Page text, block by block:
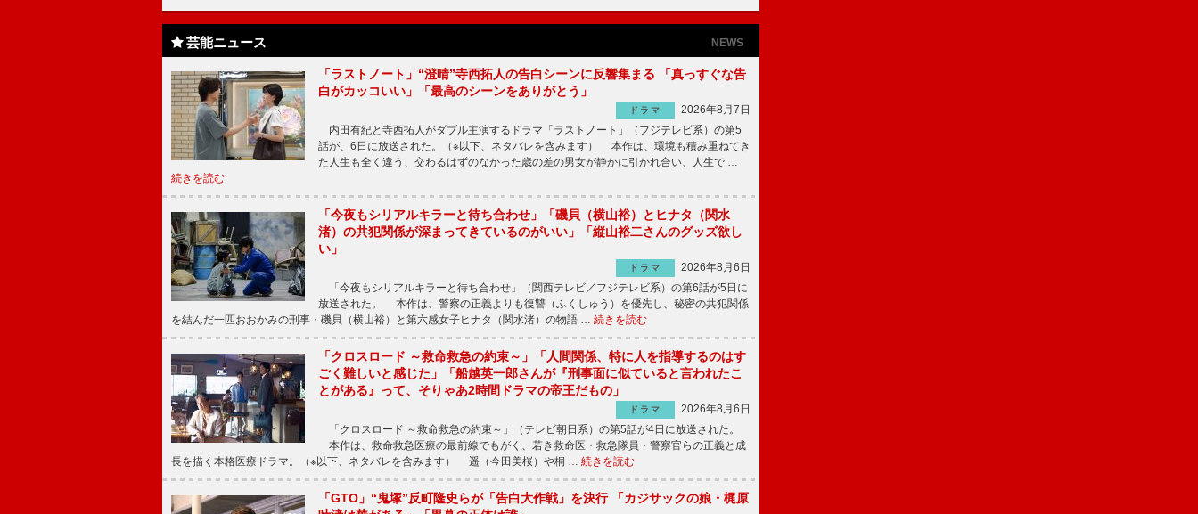
芸能ニュース NEWS
「ラストノート」“澄晴”寺西拓人の告白シーンに反響集まる 「真っすぐな告
白がカッコいい」「最高のシーンをありがとう」
ドラマ
2026年8月7日
内田有紀と寺西拓人がダブル主演するドラマ「ラストノート」（フジテレビ系）の第5
話が、6日に放送された。（※以下、ネタバレを含みます） 本作は、環境も積み重ねてき
た人生も全く違う、交わるはずのなかった歳の差の男女が静かに引かれ合い、人生で …
続きを読む
「今夜もシリアルキラーと待ち合わせ」「磯貝（横山裕）とヒナタ（関水
渚）の共犯関係が深まってきているのがいい」「縦山裕二さんのグッズ欲し
い」
ドラマ
2026年8月6日
「今夜もシリアルキラーと待ち合わせ」（関西テレビ／フジテレビ系）の第6話が5日に
放送された。 本作は、警察の正義よりも復讐（ふくしゅう）を優先し、秘密の共犯関係
を結んだ一匹おおかみの刑事・磯貝（横山裕）と第六感女子ヒナタ（関水渚）の物語 … 続きを読む
「クロスロード ～救命救急の約束～」「人間関係、特に人を指導するのはす
ごく難しいと感じた」「船越英一郎さんが『刑事面に似ていると言われたこ
とがある』って、そりゃあ2時間ドラマの帝王だもの」
ドラマ
2026年8月6日
「クロスロード ～救命救急の約束～」（テレビ朝日系）の第5話が4日に放送された。
本作は、救命救急医療の最前線でもがく、若き救命医・救急隊員・警察官らの正義と成
長を描く本格医療ドラマ。（※以下、ネタバレを含みます） 遥（今田美桜）や桐 … 続きを読む
「GTO」“鬼塚”反町隆史らが「告白大作戦」を決行 「カジサックの娘・梶原